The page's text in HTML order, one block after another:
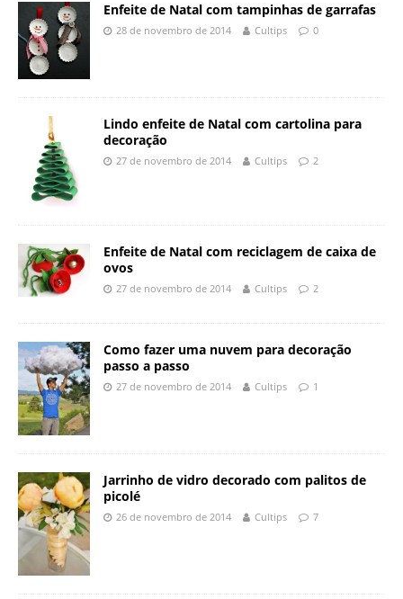
Enfeite de Natal com tampinhas de garrafas
28 de novembro de 2014 Cultips 0
Lindo enfeite de Natal com cartolina para
decoração
27 de novembro de 2014 Cultips 2
Enfeite de Natal com reciclagem de caixa de
ovos
27 de novembro de 2014 Cultips 2
Como fazer uma nuvem para decoração
passo a passo
27 de novembro de 2014 Cultips 1
Jarrinho de vidro decorado com palitos de
picolé
26 de novembro de 2014 Cultips 7